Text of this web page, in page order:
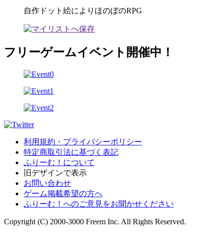
自作ドット絵によりほのぼのRPG
フリーゲームイベント開催中！
利用規約・プライバシーポリシー
特定商取引法に基づく表記
ふりーむ！について
旧デザインで表示
お問い合わせ
ゲーム掲載希望の方へ
ふりーむ！へのご意見をお聞かせください
Copyright (C) 2000-3000 Freem Inc. All Rights Reserved.